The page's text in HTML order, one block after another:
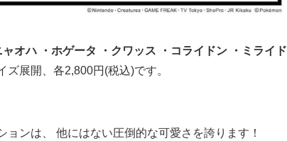
オハ ・ホゲータ ・クワッス ・コライドン ・ミライド
ズ展開、各2,800円(税込)です。
ンは、 他にはない圧倒的な可愛さを誇ります！